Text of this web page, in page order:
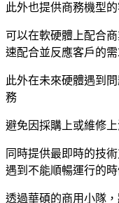
此外也提供商務機型
可以在軟硬體上配合
速配合並反應客戶的需
此外在未來硬體遇到
務
避免因採購上或維修
同時提供最即時的技
遇到不能順暢運行的
透過華碩的商用小隊